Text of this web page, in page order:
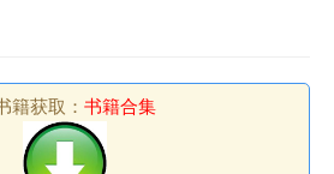
籍获取： 书籍合集